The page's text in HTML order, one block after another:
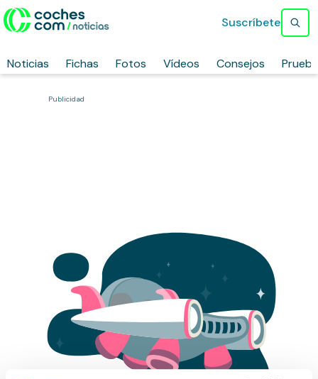
Noticias Fichas Fotos Vídeos Consejos
Suscríbete
Publicidad